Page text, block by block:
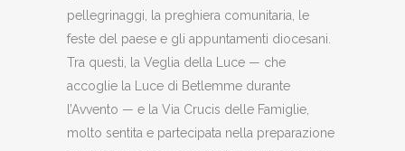
pellegrinaggi, la preghiera comunitaria, le
feste del paese e gli appuntamenti diocesani.
Tra questi, la Veglia della Luce — che
accoglie la Luce di Betlemme durante
l’Avvento — e la Via Crucis delle Famiglie,
molto sentita e partecipata nella preparazione